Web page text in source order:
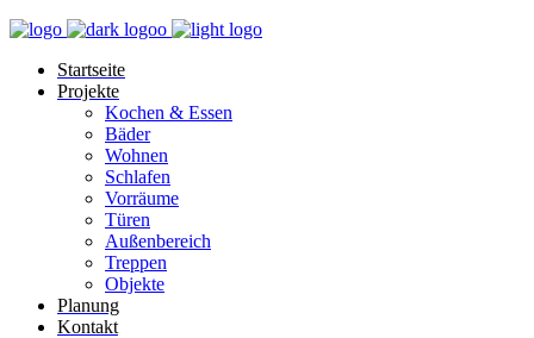
Startseite
Projekte
Kochen & Essen
Bäder
Wohnen
Schlafen
Vorräume
Türen
Außenbereich
Treppen
Objekte
Planung
Kontakt